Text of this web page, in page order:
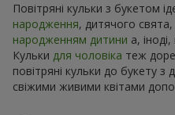
Повітряні кульки з букетом
народження, дитячого
народженням дитини а,
Кульки для чоловіка теж
повітряні кульки до букету з
свіжими живими квітами